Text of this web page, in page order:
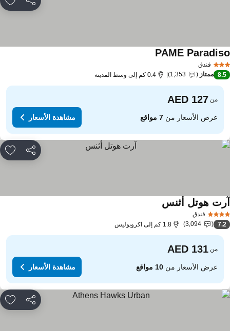
مشاركة
فندق
PAMEمشاهدة الأسعار
8.5 ممتاز 1,353 0.4 كم إلى وسط المدينة
من
عرض الأسعار من7 مواقع مشاهدة الأسعار
مشاركة
فندق
هوتل أثنسمشاهدة الأسعار
7.2
3,094 1.8 كم إلى اكروبوليس
من
عرض الأسعار من10 مواقع مشاهدة الأسعار
مشاركة